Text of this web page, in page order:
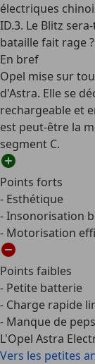
électriques
ID.3. Le Blitz
bataille fait rage ?
En bref
Opel mise sur
d'Astra. Elle se
rechargeable et
est peut-être la
segment C.
Points forts
- Esthétique
- Insonorisation
- Motorisation
Points faibles
- Petite batterie
- Charge rapide
- Manque de peps
L'Opel Astra
Vers les petites